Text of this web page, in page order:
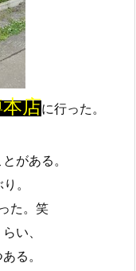
店に行った。
がある。
。
た。笑
い、
る。